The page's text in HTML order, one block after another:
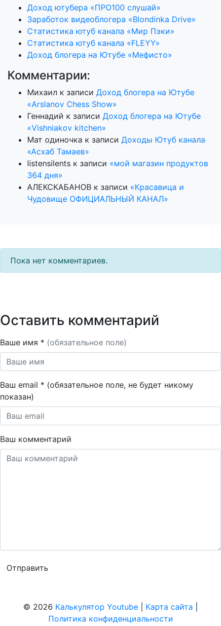
Доход ютубера «ПРО100 слушай»
Заработок видеоблогера «Blondinka Drive»
Статистика ютуб канала «Мир Пэки»
Статистика ютуб канала «FLEYY»
Доход блогера на Ютубе «Мефисто»
Комментарии:
Михаил к записи Доход блогера на Ютубе
«Arslanov Chess Show»
Геннадий к записи Доход блогера на Ютубе
«Vishniakov kitchen»
Мат одиночка к записи Доходы Ютуб канала
«Асхаб Тамаев»
listensilents к записи «мой магазин продуктов
364 дня»
АЛЕКСКАБАНОВ к записи «Красавица и
Чудовище ОФИЦИАЛЬНЫЙ КАНАЛ»
Пока нет комментариев.
Оставить комментарий
Ваше имя * (обязательное поле)
Ваш email * (обязательное поле, не будет никому
показан)
Ваш комментарий
© 2026 Калькулятор Youtube Карта сайта
Политика конфиденциальности